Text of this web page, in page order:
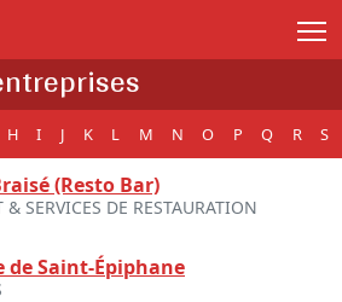
H I J K L M N O P Q R S
(Resto Bar)
& SERVICES DE RESTAURATION
Saint-Épiphane